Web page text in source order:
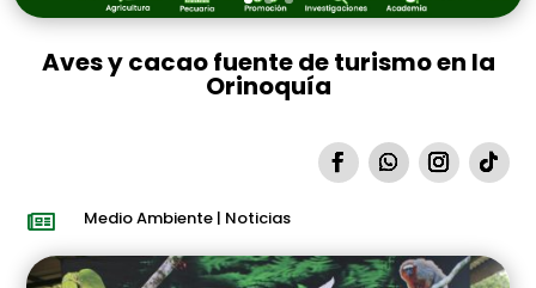
Aves y cacao fuente de turismo en la
Orinoquía
 Medio Ambiente| Noticias